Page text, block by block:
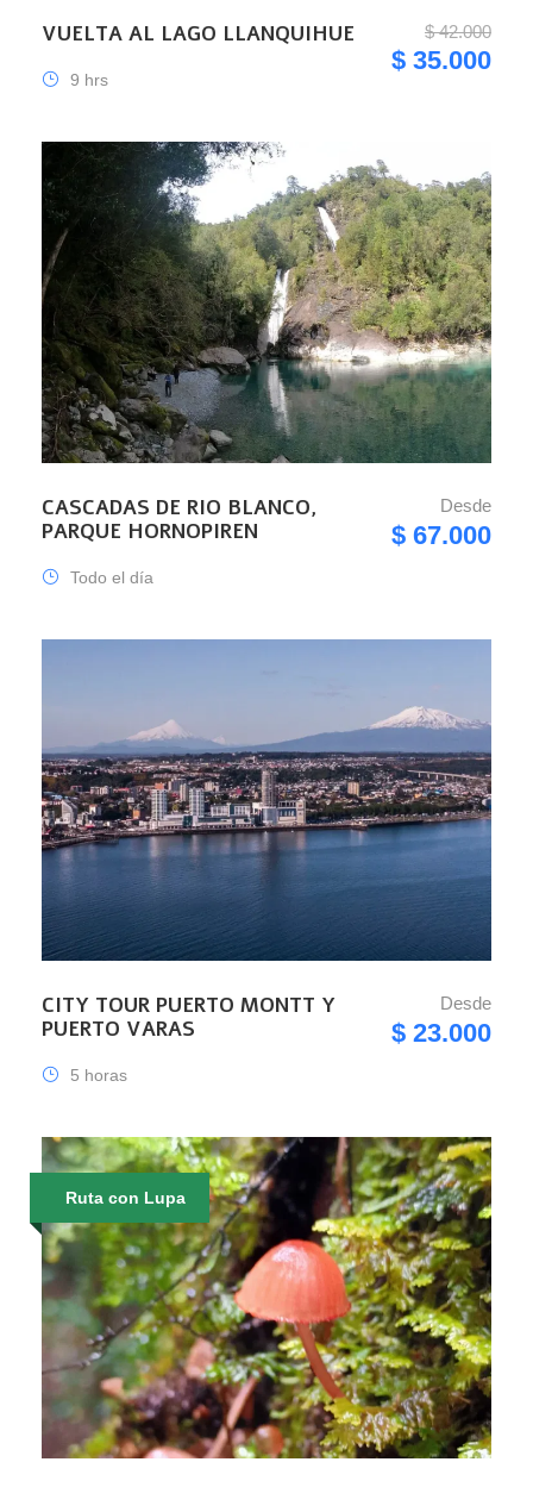
VUELTA AL LAGO LLANQUIHUE $ 42.000
$ 35.000
9 hrs
CASCADAS DE RIO BLANCO,
PARQUE HORNOPIREN
Desde
$ 67.000
Todo el día
CITY TOUR PUERTO MONTT Y
PUERTO VARAS
Desde
$ 23.000
5 horas
Ruta con Lupa